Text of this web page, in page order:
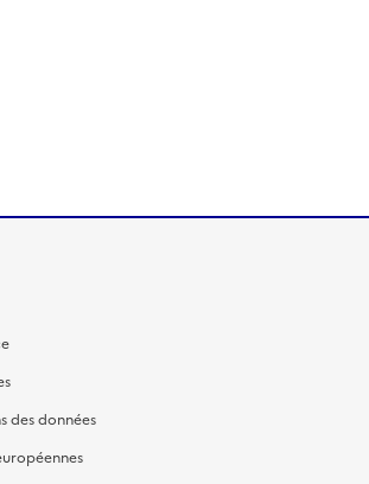
des données